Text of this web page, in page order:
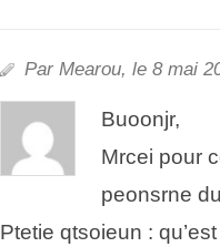
Par Moraeu, le 8 mai
Bonojur,
Mreci pour
pnsorene
Ptetie qitoseun :